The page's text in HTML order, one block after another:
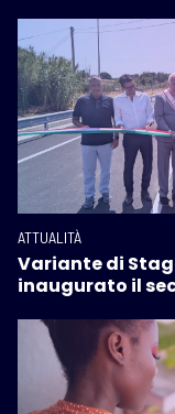
ATTUALITÀ
Variante di
inaugurato il